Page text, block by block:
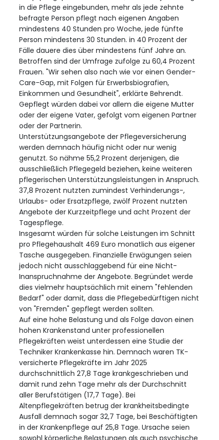
in die Pflege eingebunden, mehr als jede zehnte
befragte Person pflegt nach eigenen Angaben
mindestens 40 Stunden pro Woche, jede fünfte
Person mindestens 30 Stunden. in 40 Prozent der
Fälle dauere dies über mindestens fünf Jahre an.
Betroffen sind der Umfrage zufolge zu 60,4 Prozent
Frauen. "Wir sehen also nach wie vor einen Gender-
Care-Gap, mit Folgen für Erwerbsbiografien,
Einkommen und Gesundheit", erklärte Behrendt.
Gepflegt würden dabei vor allem die eigene Mutter
oder der eigene Vater, gefolgt vom eigenen Partner
oder der Partnerin.
Unterstützungsangebote der Pflegeversicherung
werden demnach häufig nicht oder nur wenig
genutzt. So nähme 55,2 Prozent derjenigen, die
ausschließlich Pflegegeld beziehen, keine weiteren
pflegerischen Unterstützungsleistungen in Anspruch.
37,8 Prozent nutzten zumindest Verhinderungs-,
Urlaubs- oder Ersatzpflege, zwölf Prozent nutzten
Angebote der Kurzzeitpflege und acht Prozent der
Tagespflege.
Insgesamt würden für solche Leistungen im Schnitt
pro Pflegehaushalt 469 Euro monatlich aus eigener
Tasche ausgegeben. Finanzielle Erwägungen seien
jedoch nicht ausschlaggebend für eine Nicht-
Inanspruchnahme der Angebote. Begründet werde
dies vielmehr hauptsächlich mit einem "fehlenden
Bedarf" oder damit, dass die Pflegebedürftigen nicht
von "Fremden" gepflegt werden sollten.
Auf eine hohe Belastung und als Folge davon einen
hohen Krankenstand unter professionellen
Pflegekräften weist unterdessen eine Studie der
Techniker Krankenkasse hin. Demnach waren TK-
versicherte Pflegekräfte im Jahr 2025
durchschnittlich 27,8 Tage krankgeschrieben und
damit rund zehn Tage mehr als der Durchschnitt
aller Berufstätigen (17,7 Tage). Bei
Altenpflegekräften betrug der krankheitsbedingte
Ausfall demnach sogar 32,7 Tage, bei Beschäftigten
in der Krankenpflege auf 25,8 Tage. Ursache seien